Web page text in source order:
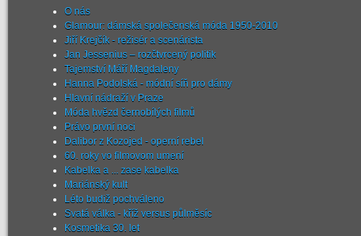
O nás
Glamour: dámská společenská móda 1950-2010
Jiří Krejčík - režisér a scenárista
Jan Jessenius – rozčtvrcený politik
Tajemství Máří Magdaleny
Hanna Podolská - módní síň pro dámy
Hlavní nádraží v Praze
Móda hvězd černobílých filmů
Právo první noci
Dalibor z Kozojed - operní rebel
60. roky vo filmovom umení
Kabelka a ... zase kabelka
Mariánský kult
Léto budiž pochváleno
Svatá válka - kříž versus půlměsíc
Kosmetika 30. let